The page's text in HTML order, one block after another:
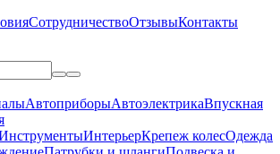
СотрудничествоОтзывыКонтакты
АвтоприборыАвтоэлектрикаВпускная
ИнтерьерКрепеж колесОдежда